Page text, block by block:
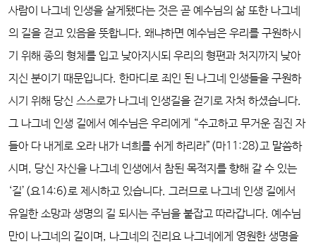
사람이 나그네 인생을 살게됐다는 것은 곧 예수님의 삶 또한 나그네
의 길을 걷고 있음을 뜻합니다. 왜냐하면 예수님은 우리를 구원하시
기 위해 종의 형체를 입고 낮아지시되 우리의 형편과 처지까지 낮아
지신 분이기 때문입니다. 한마디로 죄인 된 나그네 인생들을 구원하
시기 위해 당신 스스로가 나그네 인생길을 걷기로 자처 하셨습니다.
그 나그네 인생 길에서 예수님은 우리에게 “수고하고 무거운 짐진 자
들아 다 내게로 오라 내가 너희를 쉬게 하리라”(마11:28)고 말씀하
시며, 당신 자신을 나그네 인생에서 참된 목적지를 향해 갈 수 있는
‘길’(요14:6)로 제시하고 있습니다. 그러므로 나그네 인생 길에서
유일한 소망과 생명의 길 되시는 주님을 붙잡고 따라갑니다. 예수님
만이 나그네의 길이며, 나그네의 진리요 나그네에게 영원한 생명을